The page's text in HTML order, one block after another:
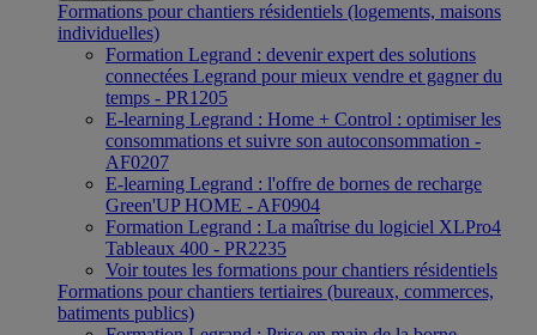
Formations pour chantiers résidentiels (logements, maisons
individuelles)
Formation Legrand : devenir expert des solutions
connectées Legrand pour mieux vendre et gagner du
temps - PR1205
E-learning Legrand : Home + Control : optimiser les
consommations et suivre son autoconsommation -
AF0207
E-learning Legrand : l'offre de bornes de recharge
Green'UP HOME - AF0904
Formation Legrand : La maîtrise du logiciel XLPro4
Tableaux 400 - PR2235
Voir toutes les formations pour chantiers résidentiels
Formations pour chantiers tertiaires (bureaux, commerces,
batiments publics)